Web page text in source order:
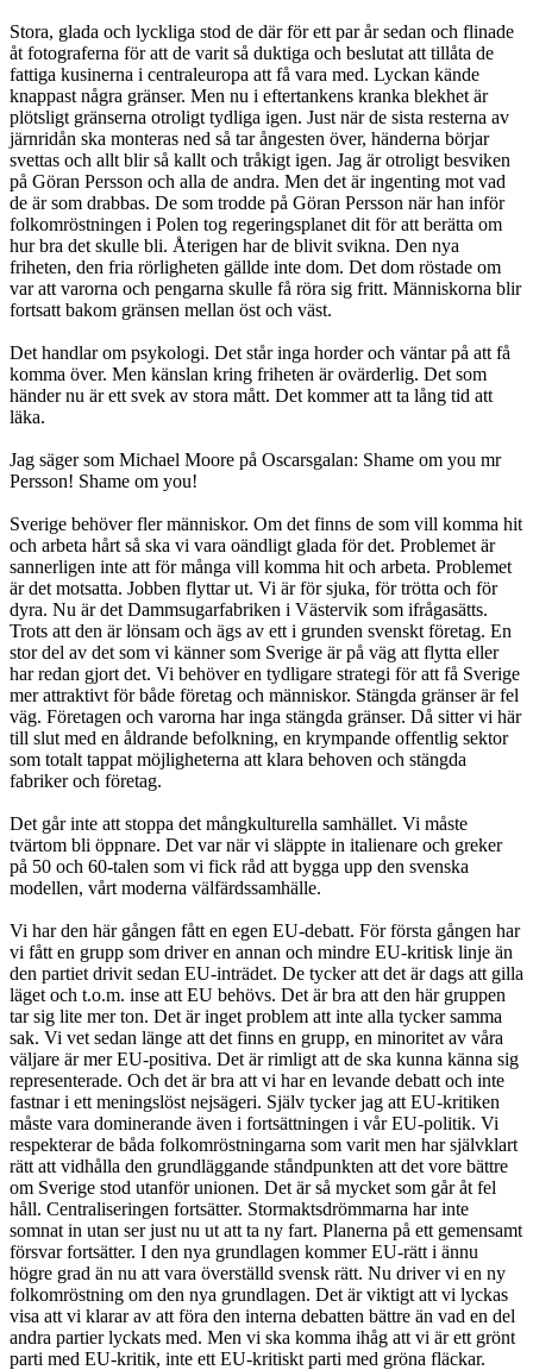
Stora, glada och lyckliga stod de där för ett par år sedan och flinade
åt fotograferna för att de varit så duktiga och beslutat att tillåta de
fattiga kusinerna i centraleuropa att få vara med. Lyckan kände
knappast några gränser. Men nu i eftertankens kranka blekhet är
plötsligt gränserna otroligt tydliga igen. Just när de sista resterna av
järnridån ska monteras ned så tar ångesten över, händerna börjar
svettas och allt blir så kallt och tråkigt igen. Jag är otroligt besviken
på Göran Persson och alla de andra. Men det är ingenting mot vad
de är som drabbas. De som trodde på Göran Persson när han inför
folkomröstningen i Polen tog regeringsplanet dit för att berätta om
hur bra det skulle bli. Återigen har de blivit svikna. Den nya
friheten, den fria rörligheten gällde inte dom. Det dom röstade om
var att varorna och pengarna skulle få röra sig fritt. Människorna blir
fortsatt bakom gränsen mellan öst och väst.
Det handlar om psykologi. Det står inga horder och väntar på att få
komma över. Men känslan kring friheten är ovärderlig. Det som
händer nu är ett svek av stora mått. Det kommer att ta lång tid att
läka.
Jag säger som Michael Moore på Oscarsgalan: Shame om you mr
Persson! Shame om you!
Sverige behöver fler människor. Om det finns de som vill komma hit
och arbeta hårt så ska vi vara oändligt glada för det. Problemet är
sannerligen inte att för många vill komma hit och arbeta. Problemet
är det motsatta. Jobben flyttar ut. Vi är för sjuka, för trötta och för
dyra. Nu är det Dammsugarfabriken i Västervik som ifrågasätts.
Trots att den är lönsam och ägs av ett i grunden svenskt företag. En
stor del av det som vi känner som Sverige är på väg att flytta eller
har redan gjort det. Vi behöver en tydligare strategi för att få Sverige
mer attraktivt för både företag och människor. Stängda gränser är fel
väg. Företagen och varorna har inga stängda gränser. Då sitter vi här
till slut med en åldrande befolkning, en krympande offentlig sektor
som totalt tappat möjligheterna att klara behoven och stängda
fabriker och företag.
Det går inte att stoppa det mångkulturella samhället. Vi måste
tvärtom bli öppnare. Det var när vi släppte in italienare och greker
på 50 och 60-talen som vi fick råd att bygga upp den svenska
modellen, vårt moderna välfärdssamhälle.
Vi har den här gången fått en egen EU-debatt. För första gången har
vi fått en grupp som driver en annan och mindre EU-kritisk linje än
den partiet drivit sedan EU-inträdet. De tycker att det är dags att gilla
läget och t.o.m. inse att EU behövs. Det är bra att den här gruppen
tar sig lite mer ton. Det är inget problem att inte alla tycker samma
sak. Vi vet sedan länge att det finns en grupp, en minoritet av våra
väljare är mer EU-positiva. Det är rimligt att de ska kunna känna sig
representerade. Och det är bra att vi har en levande debatt och inte
fastnar i ett meningslöst nejsägeri. Själv tycker jag att EU-kritiken
måste vara dominerande även i fortsättningen i vår EU-politik. Vi
respekterar de båda folkomröstningarna som varit men har självklart
rätt att vidhålla den grundläggande ståndpunkten att det vore bättre
om Sverige stod utanför unionen. Det är så mycket som går åt fel
håll. Centraliseringen fortsätter. Stormaktsdrömmarna har inte
somnat in utan ser just nu ut att ta ny fart. Planerna på ett gemensamt
försvar fortsätter. I den nya grundlagen kommer EU-rätt i ännu
högre grad än nu att vara överställd svensk rätt. Nu driver vi en ny
folkomröstning om den nya grundlagen. Det är viktigt att vi lyckas
visa att vi klarar av att föra den interna debatten bättre än vad en del
andra partier lyckats med. Men vi ska komma ihåg att vi är ett grönt
parti med EU-kritik, inte ett EU-kritiskt parti med gröna fläckar.